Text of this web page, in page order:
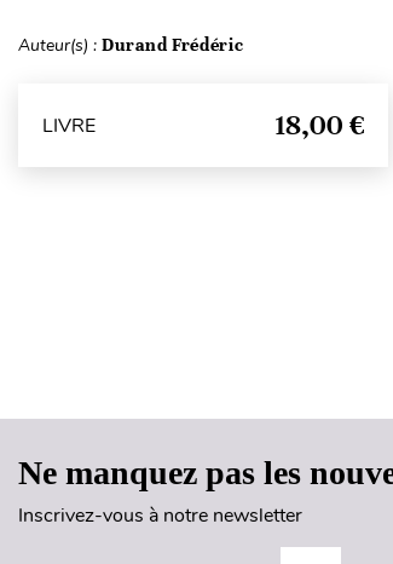
Auteur(s) : Durand Frédéric
LIVRE 18,00 €
Ne manquez pas les
Inscrivez-vous à notre newsletter